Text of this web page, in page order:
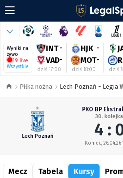
Wyniki na
żywo
19 live
Wszystkie
INT-
VAD-
dziś 17:00
HJK -
MOT-
dziś 18:00 dziś
Piłka nożna Lech Poznań - Legia
Lech Poznań
PKO BP
30. kolejka
4 :
Koniec, 26.04.26
Mecz Tabela Kursy